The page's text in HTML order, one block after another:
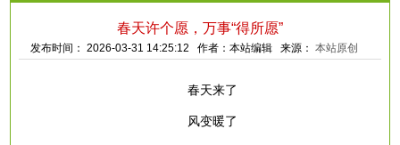
春天许个愿，万事“得所愿”
发布时间： 2026-03-31 14:25:12 作者：本站编辑 来源：本站原创
春天来了
风变暖了